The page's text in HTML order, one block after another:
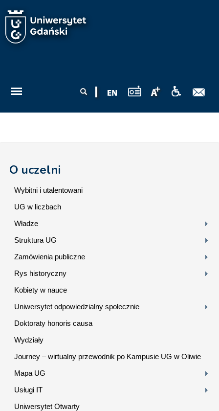
wyszukiwania
O uczelni
Wybitni i utalentowani
UG w liczbach
Władze
Struktura UG
Zamówienia publiczne
Rys historyczny
Kobiety w nauce
Uniwersytet odpowiedzialny społecznie
Doktoraty honoris causa
Wydziały
Journey – wirtualny przewodnik po Kampusie UG w Oliwie
Mapa UG
Usługi IT
Uniwersytet Otwarty